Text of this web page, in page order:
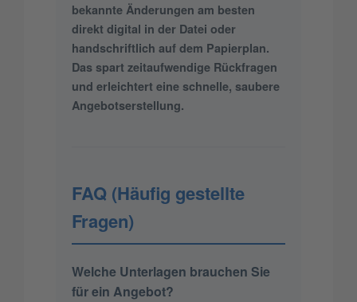
bekannte Änderungen am besten
direkt digital in der Datei oder
handschriftlich auf dem Papierplan.
Das spart zeitaufwendige Rückfragen
und erleichtert eine schnelle, saubere
Angebotserstellung.
FAQ (Häufig gestellte
Fragen)
Welche Unterlagen brauchen Sie
für ein Angebot?